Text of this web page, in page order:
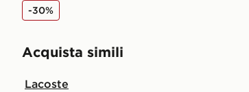
-30%
Acquista simili
Lacoste